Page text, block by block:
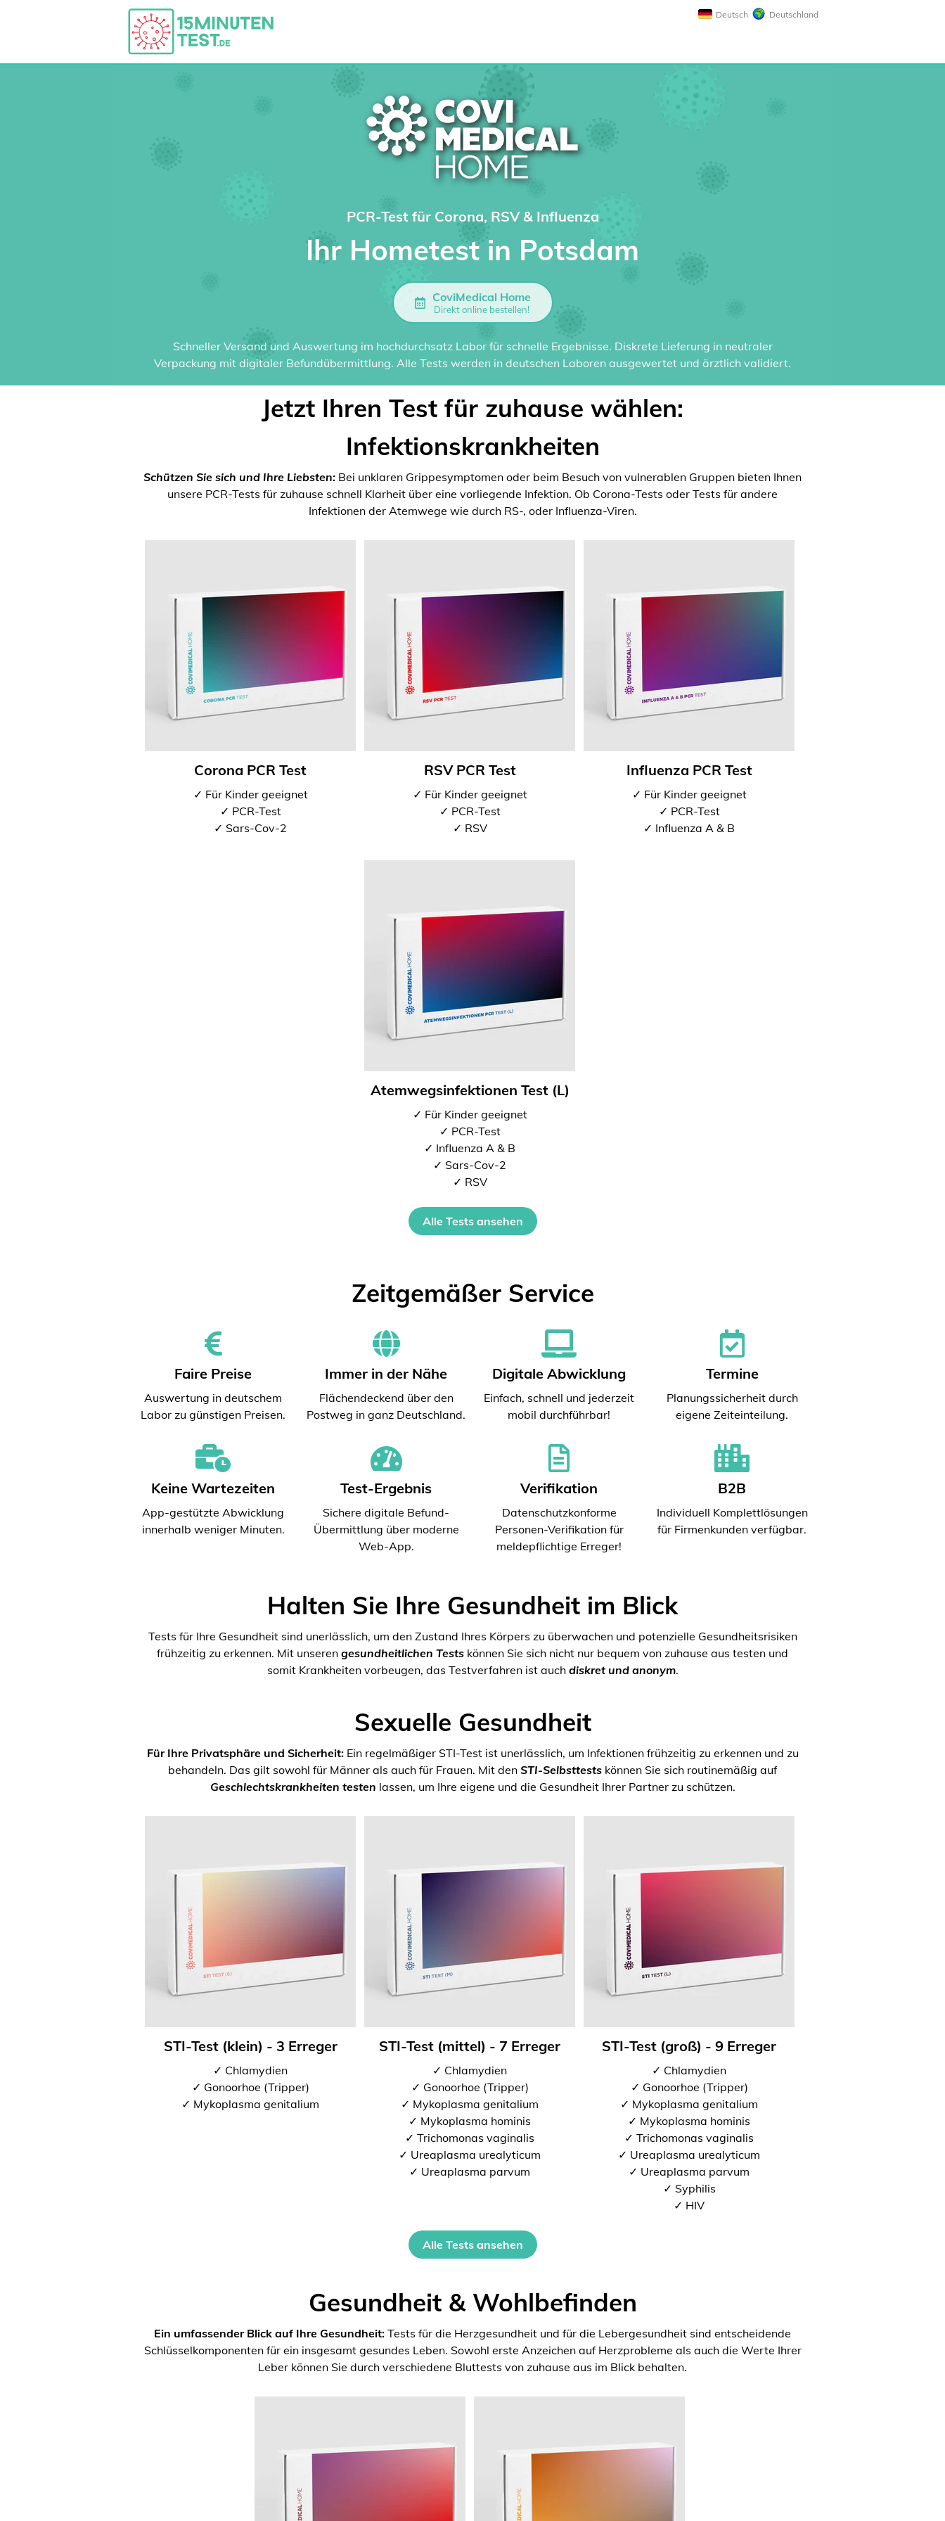
Deutsch Deutschland
PCR-Test für Corona, RSV & Influenza
Ihr Hometest in Potsdam
CoviMedical Home
Direkt online bestellen!
Schneller Versand und Auswertung im hochdurchsatz Labor für schnelle Ergebnisse. Diskrete Lieferung in neutraler
Verpackung mit digitaler Befundübermittlung. Alle Tests werden in deutschen Laboren ausgewertet und ärztlich validiert.
Jetzt Ihren Test für zuhause wählen:
Infektionskrankheiten
Schützen Sie sich und Ihre Liebsten: Bei unklaren Grippesymptomen oder beim Besuch von vulnerablen Gruppen bieten Ihnen
unsere PCR-Tests für zuhause schnell Klarheit über eine vorliegende Infektion. Ob Corona-Tests oder Tests für andere
Infektionen der Atemwege wie durch RS-, oder Influenza-Viren.
Corona PCR Test
✓ Für Kinder geeignet
✓ PCR-Test
✓ Sars-Cov-2
RSV PCR Test
✓ Für Kinder geeignet
✓ PCR-Test
✓ RSV
Influenza PCR Test
✓ Für Kinder geeignet
✓ PCR-Test
✓ Influenza A & B
Atemwegsinfektionen Test (L)
✓ Für Kinder geeignet
✓ PCR-Test
✓ Influenza A & B
✓ Sars-Cov-2
✓ RSV
Alle Tests ansehen
Zeitgemäßer Service
Faire Preise
Auswertung in deutschem
Labor zu günstigen Preisen.
Immer in der Nähe
Flächendeckend über den
Postweg in ganz Deutschland.
Digitale Abwicklung
Einfach, schnell und jederzeit
mobil durchführbar!
Termine
Planungssicherheit durch
eigene Zeiteinteilung.
Keine Wartezeiten
App-gestützte Abwicklung
innerhalb weniger Minuten.
Test-Ergebnis
Sichere digitale Befund-
Übermittlung über moderne
Web-App.
Verifikation
Datenschutzkonforme
Personen-Verifikation für
meldepflichtige Erreger!
B2B
Individuell Komplettlösungen
für Firmenkunden verfügbar.
Halten Sie Ihre Gesundheit im Blick
Tests für Ihre Gesundheit sind unerlässlich, um den Zustand Ihres Körpers zu überwachen und potenzielle Gesundheitsrisiken
frühzeitig zu erkennen. Mit unseren gesundheitlichen Tests können Sie sich nicht nur bequem von zuhause aus testen und
somit Krankheiten vorbeugen, das Testverfahren ist auch diskret und anonym.
Sexuelle Gesundheit
Für Ihre Privatsphäre und Sicherheit:Ein regelmäßiger STI-Test ist unerlässlich, um Infektionen frühzeitig zu erkennen und zu
behandeln. Das gilt sowohl für Männer als auch für Frauen. Mit den STI-Selbsttests können Sie sich routinemäßig auf
Geschlechtskrankheiten testen lassen, um Ihre eigene und die Gesundheit Ihrer Partner zu schützen.
STI-Test (klein) - 3 Erreger
✓ Chlamydien
✓ Gonoorhoe (Tripper)
✓ Mykoplasma genitalium
STI-Test (mittel) - 7 Erreger
✓ Chlamydien
✓ Gonoorhoe (Tripper)
✓ Mykoplasma genitalium
✓ Mykoplasma hominis
✓ Trichomonas vaginalis
✓ Ureaplasma urealyticum
✓ Ureaplasma parvum
STI-Test (groß) - 9 Erreger
✓ Chlamydien
✓ Gonoorhoe (Tripper)
✓ Mykoplasma genitalium
✓ Mykoplasma hominis
✓ Trichomonas vaginalis
✓ Ureaplasma urealyticum
✓ Ureaplasma parvum
✓ Syphilis
✓ HIV
Alle Tests ansehen
Gesundheit & Wohlbefinden
Ein umfassender Blick auf Ihre Gesundheit: Tests für die Herzgesundheit und für die Lebergesundheit sind entscheidende
Schlüsselkomponenten für ein insgesamt gesundes Leben. Sowohl erste Anzeichen auf Herzprobleme als auch die Werte Ihrer
Leber können Sie durch verschiedene Bluttests von zuhause aus im Blick behalten.